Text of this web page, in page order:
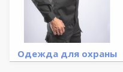
Одежда для охраны